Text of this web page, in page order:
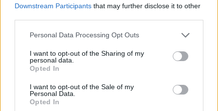
Downstream Participants that may further disclose it to other
Please note that this website/app uses one or more Google
not limited to your visit or usage behaviour. You may click to
grant or deny consent to Google and its third-party tags to
use your data for below specified purposes in below Google
consent section.
Personal Data Processing Opt Outs
I want to opt-out of the Sharing of my
personal data.
Opted In
I want to opt-out of the Sale of my
Personal Data.
Opted In
Sequestro Olbia
Sequestro Ponti Olbia
Settimo Nizzi
i tuoi video e le tue foto
Su WhatsApp al numero +39